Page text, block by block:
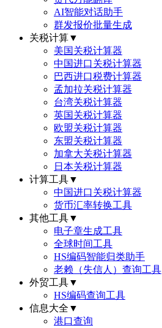
AI智能对话助手
群发报价批量生成
关税计算▼
美国关税计算器
中国进口关税计算器
巴西进口税费计算器
孟加拉关税计算器
台湾关税计算器
英国关税计算器
欧盟关税计算器
东盟关税计算器
加拿大关税计算器
日本关税计算器
计算工具▼
中国进口关税计算器
货币汇率转换工具
其他工具▼
电子章生成工具
全球时间工具
HS编码智能归类助手
老赖（失信人）查询工具
外贸工具▼
HS编码查询工具
信息大全 ▼
港口查询